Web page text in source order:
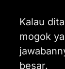
Kalau
mogok
besar.